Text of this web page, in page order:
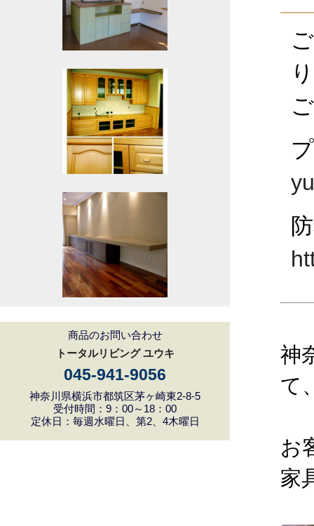
商品のお問い合わせ
トータルリビング ユウキ
045-941-9056
神奈川県横浜市都筑区茅ヶ崎東2-8-5
受付時間：9：00～18：00
定休日：毎週水曜日、第2、4木曜日
神
て
お
家